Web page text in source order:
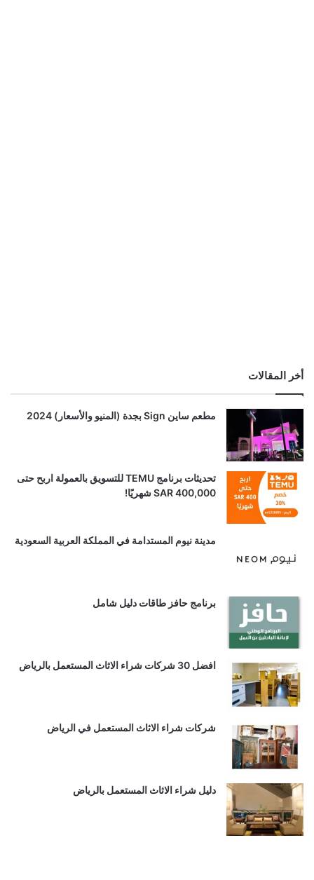
أخر المقالات
مطعم ساين Sign بجدة (المنيو والأسعار) 2024
تحديثات برنامج TEMU للتسويق بالعمولة اربح حتى
SAR 400,000 شهريًا!
مدينة نيوم المستدامة في المملكة العربية السعودية
برنامج حافز طاقات دليل شامل
افضل 30 شركات شراء الاثاث المستعمل بالرياض
شركات شراء الاثاث المستعمل في الرياض
دليل شراء الاثاث المستعمل بالرياض